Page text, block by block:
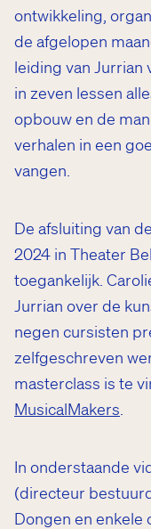
ontwikkeling,
de afgelopen
leiding van Jurrian
in zeven lessen
opbouw en de
verhalen in een
vangen.
De afsluiting van
2024 in Theater
toegankelijk.
Jurrian over de
negen cursisten
zelfgeschreven
masterclass is te
MusicalMakers
In onderstaande
(directeur
Dongen en enkele